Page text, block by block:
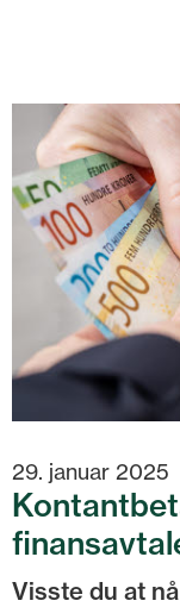
29. januar 2025
Visste du at